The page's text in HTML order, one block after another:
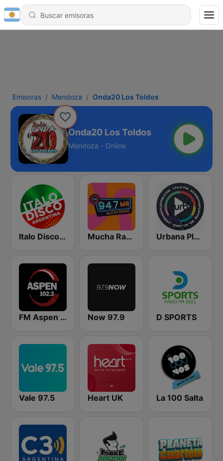
Emisoras Mendoza Onda20 Los Toldos
Onda20 Los Toldos
Mendoza - Online
Italo Disco Argentina Mucha Radio 94.7 FM Urbana Play 104.3 FM
FM Aspen 102.3 Now 97.9 D SPORTS
Vale 97.5 Heart UK La 100 Salta